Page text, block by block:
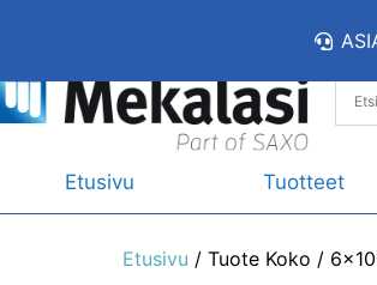
Etusivu Tuotteet
Etusivu / Tuote Koko /